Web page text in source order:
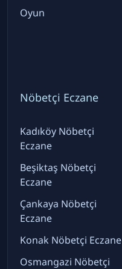
Oyun
Nöbetçi Eczane
Kadıköy Nöbetçi
Eczane
Beşiktaş Nöbetçi
Eczane
Çankaya Nöbetçi
Eczane
Konak Nöbetçi Eczane
Osmangazi Nöbetçi